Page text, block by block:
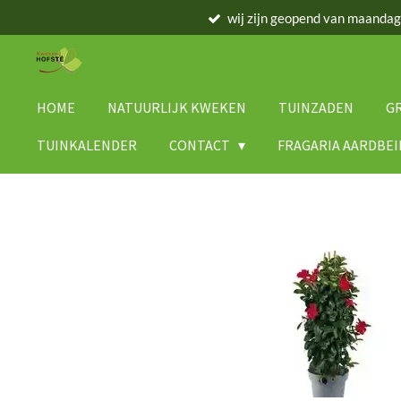
direct
hoofdinhoud
wij zijn geopend van
HOME NATUURLIJK KWEKEN TUINZADEN
TUINKALENDER CONTACT FRAGARIA